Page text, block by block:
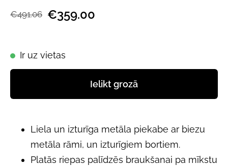
€491.06 €359.00
Ir uz vietas
Ielikt grozā
Liela un izturīga metāla piekabe ar biezu
metāla rāmi, un izturīgiem bortiem.
Platās riepas palīdzēs braukšanai pa mīkstu